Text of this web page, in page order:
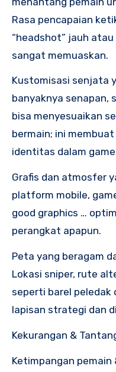
Rasa pencapaian
“headshot” jauh
sangat memuaskan.
Kustomisasi senjata
banyaknya senapan,
bisa menyesuaikan
bermain; ini
identitas dalam
Grafis dan atmosfer
platform mobile,
good graphics …
perangkat apapun.
Peta yang beragam
Lokasi sniper, rute
seperti barel peledak
lapisan strategi dan
Kekurangan &
Ketimpangan